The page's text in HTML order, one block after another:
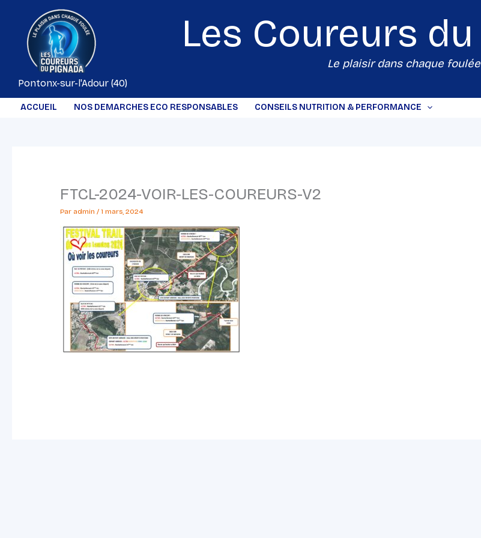
contenu
Pontonx-sur-l'Adour (40)
Les Coureurs du
Le plaisir dans chaque foulée
ACCUEIL NOS DEMARCHES ECO RESPONSABLES CONSEILS NUTRITION & PERFORMANCE
FTCL-2024-VOIR-LES-COUREURS-V2
Par admin/1 mars, 2024